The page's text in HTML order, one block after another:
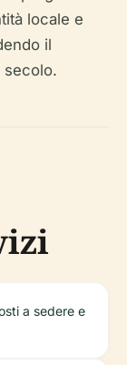
locale e
il
secolo.
a sedere e